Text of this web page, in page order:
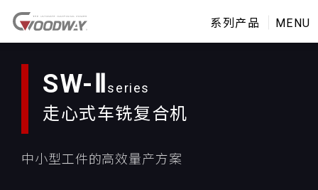
系列产品 MENU
SW-
走心式车铣复合机
中小型工件的高效量产方案